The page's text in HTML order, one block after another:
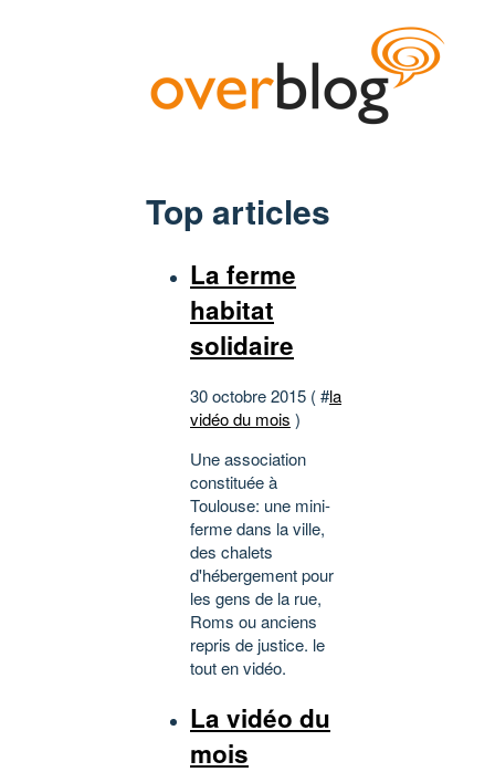
Top articles
La ferme
habitat
solidaire
30 octobre 2015 ( #la
vidéo du mois )
Une association
constituée à
Toulouse: une mini-
ferme dans la ville,
des chalets
d'hébergement pour
les gens de la rue,
Roms ou anciens
repris de justice. le
tout en vidéo.
La vidéo du
mois